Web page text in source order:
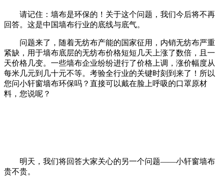
请记住：墙布是环保的！关于这个问题，我们今后将不再
回答。这是中国墙布行业的底线与底气。
问题来了，随着无纺布产能的国家征用，内销无纺布严重
紧缺，用于墙布底层的无纺布价格短短几天上涨了数倍，且一
天价格几变。一些墙布企业纷纷进行了价格上调，涨价幅度从
每米几元到几十元不等。考验全行业的关键时刻到来了！所以
您问小轩窗墙布环保吗？直接可以戴在脸上呼吸的口罩原材
料，您说呢？
明天，我们将回答大家关心的另一个问题——小轩窗墙布
贵不贵。